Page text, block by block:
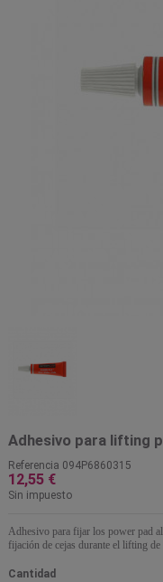
Adhesivo para lifting
Referencia 094P6860315
12,55 €
Sin impuesto
Adhesivo para fijar los power pad
fijación de cejas durante el lifting
Cantidad